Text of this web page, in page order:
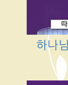
하나